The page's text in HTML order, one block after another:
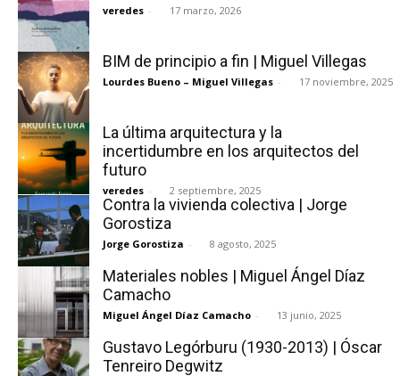
veredes - 17 marzo, 2026
BIM de principio a fin | Miguel Villegas
Lourdes Bueno – Miguel Villegas - 17 noviembre, 2025
La última arquitectura y la
incertidumbre en los arquitectos del
futuro
veredes - 2 septiembre, 2025
Contra la vivienda colectiva | Jorge
Gorostiza
Jorge Gorostiza - 8 agosto, 2025
Materiales nobles | Miguel Ángel Díaz
Camacho
Miguel Ángel Díaz Camacho - 13 junio, 2025
Gustavo Legórburu (1930-2013) | Óscar
Tenreiro Degwitz